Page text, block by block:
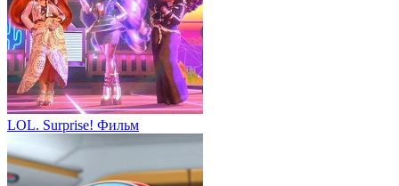
LOL. Surprise! Фильм